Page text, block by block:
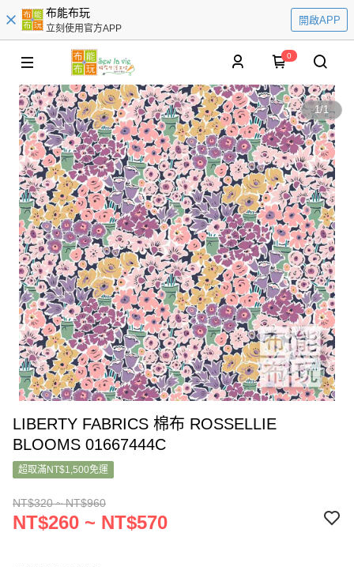
布能布玩
立刻使用官方APP
開啟APP
0
1/1
LIBERTY FABRICS 棉布 ROSSELLIE
BLOOMS 01667444C
超取滿NT$1,500免運
NT$320 ~ NT$960
NT$260 ~ NT$570